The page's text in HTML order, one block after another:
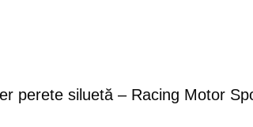
perete siluetă – Racing Motor